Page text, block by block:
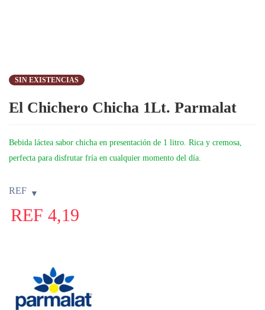
SIN EXISTENCIAS
El Chichero Chicha 1Lt. Parmalat
Bebida láctea sabor chicha en presentación de 1 litro. Rica y cremosa,
perfecta para disfrutar fría en cualquier momento del día.
REF
REF 4,19